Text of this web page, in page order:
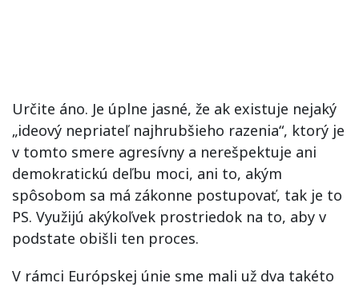
Určite áno. Je úplne jasné, že ak existuje nejaký
„ideový nepriateľ najhrubšieho razenia“, ktorý je
v tomto smere agresívny a nerešpektuje ani
demokratickú deľbu moci, ani to, akým
spôsobom sa má zákonne postupovať, tak je to
PS. Využijú akýkoľvek prostriedok na to, aby v
podstate obišli ten proces.
V rámci Európskej únie sme mali už dva takéto